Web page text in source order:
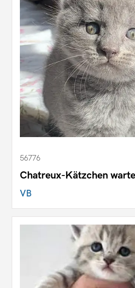
56776
Chatreux-Kätzchen
VB